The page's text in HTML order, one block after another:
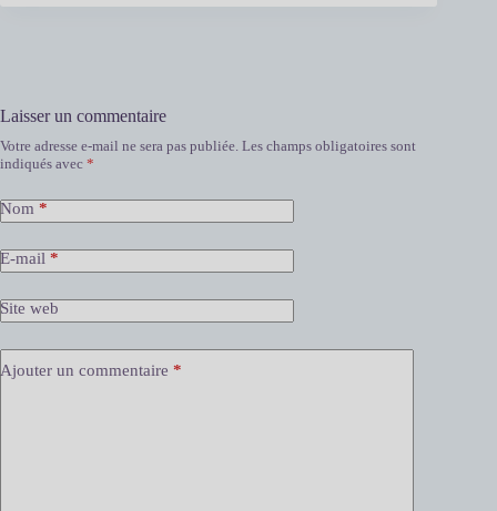
Laisser un commentaire
Votre adresse e-mail ne sera pas publiée. Les champs obligatoires sont
indiqués avec *
Nom *
E-mail *
Site web
Ajouter un commentaire *